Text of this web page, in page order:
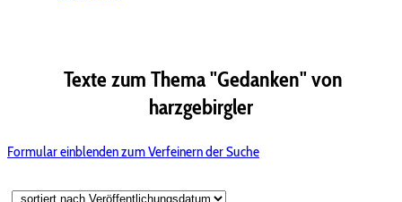
Texte zum Thema "Gedanken" von
harzgebirgler
Formular einblenden zum Verfeinern der Suche